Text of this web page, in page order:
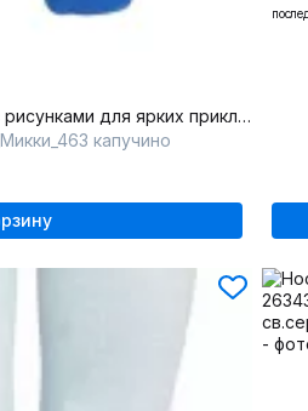
Белые детские колготки с рисунками для ярких приключений
капучино